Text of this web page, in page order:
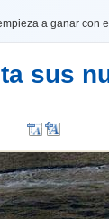
a ganar con
sus